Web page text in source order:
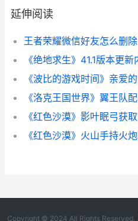
延伸阅读
王者荣耀微信好友怎么删除
Copyright © 2024 All Rights Reserved.